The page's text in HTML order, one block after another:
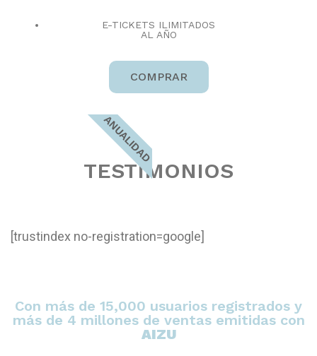
E-TICKETS ILIMITADOS
AL AÑO
COMPRAR
ANUALIDAD
TESTIMONIOS
[trustindex no-registration=google]
Con más de 15,000 usuarios registrados y
más de 4 millones de ventas emitidas con
AIZU